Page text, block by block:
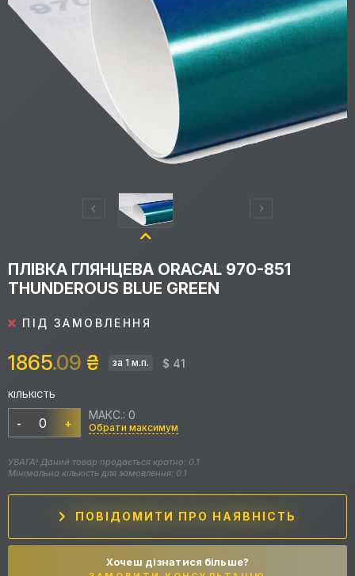
ПЛІВКА ГЛЯНЦЕВА ORACAL 970-851
THUNDEROUS BLUE GREEN
ПІД ЗАМОВЛЕННЯ
1865.09 ₴ за 1 м.п. $ 41
КІЛЬКІСТЬ
- +
МАКС.: 0
Обрати максимум
УВАГА! Даний товар продається кратно: 0.1
Мінімальна кількість для замовлення: 0.1
ПОВІДОМИТИ ПРО НАЯВНІСТЬ
Хочеш дізнатися більше?